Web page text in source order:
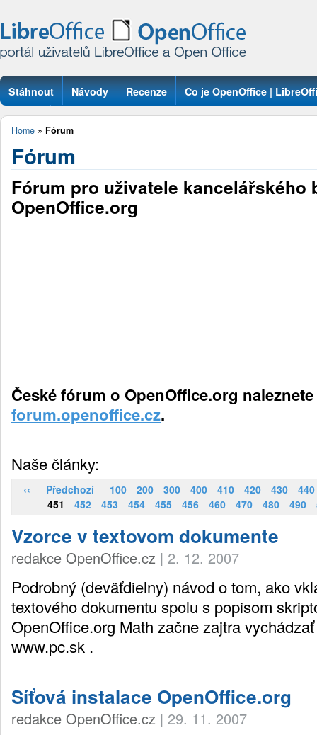
Stáhnout Návody Recenze Co je OpenOffice |
Otázky
Home » Fórum
Fórum
Fórum pro uživatele kancelářského
OpenOffice.org
České fórum o OpenOffice.org
forum.openoffice.cz.
Naše články:
‹‹ Předchozí 100 200 300 400 410 420 430
440
451
452 453 454 455 456 460 470 480 490
Vzorce v textovom dokumente
redakce OpenOffice.cz | 2. 12. 2007
Podrobný (deväťdielny) návod o tom, ako
textového dokumentu spolu s popisom
OpenOffice.org Math začne zajtra
www.pc.sk .
Síťová instalace OpenOffice.org
redakce OpenOffice.cz | 29. 11. 2007